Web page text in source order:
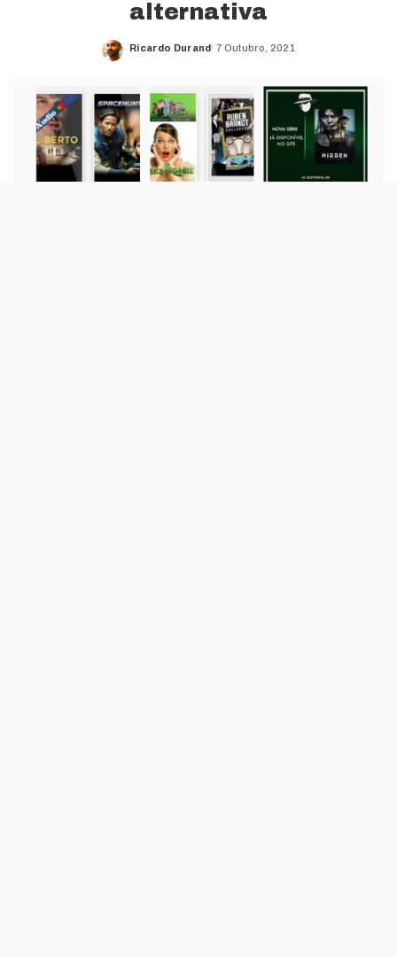
alternativa
Posted
Ricardo Durand 7 Outubro, 2021